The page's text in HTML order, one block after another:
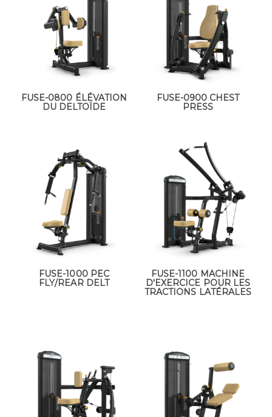
FUSE-0800 ÉLÉVATION
DU DELTOÏDE
FUSE-0900 CHEST
PRESS
FUSE-1000 PEC
FLY/REAR DELT
FUSE-1100 MACHINE
D'EXERCICE POUR LES
TRACTIONS LATÉRALES